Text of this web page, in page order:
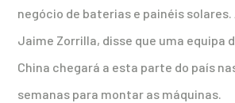
negócio de baterias e painéis
Jaime Zorrilla, disse que uma equipa
China chegará a esta parte do país
semanas para montar as máquinas.